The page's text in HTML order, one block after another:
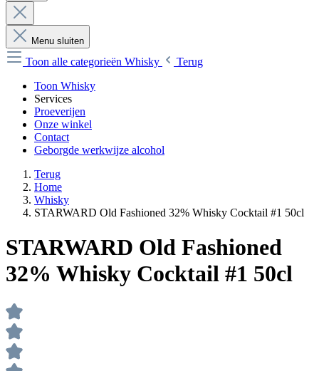
Menu sluiten
Toon alle categorieën Whisky
Terug
Toon Whisky
Services
Proeverijen
Onze winkel
Contact
Geborgde werkwijze alcohol
Terug
Home
Whisky
STARWARD Old Fashioned 32% Whisky Cocktail #1 50cl
STARWARD Old Fashioned
32% Whisky Cocktail #1 50cl